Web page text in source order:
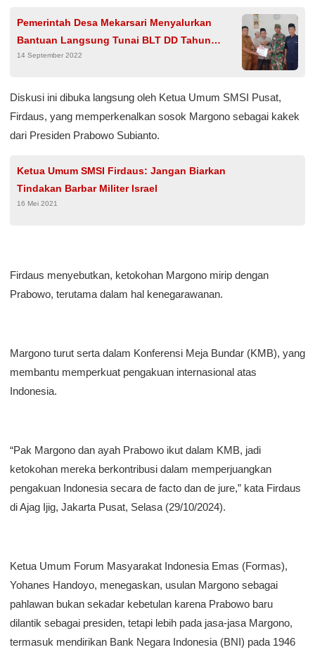
Pemerintah Desa Mekarsari Menyalurkan
Bantuan Langsung Tunai BLT DD Tahun
Anggaran 2022 Kepada125 keluarga penerima
14 September 2022
Diskusi ini dibuka langsung oleh Ketua Umum SMSI Pusat,
Firdaus, yang memperkenalkan sosok Margono sebagai kakek
dari Presiden Prabowo Subianto.
Ketua Umum SMSI Firdaus: Jangan Biarkan
Tindakan Barbar Militer Israel
16 Mei 2021
Firdaus menyebutkan, ketokohan Margono mirip dengan
Prabowo, terutama dalam hal kenegarawanan.
Margono turut serta dalam Konferensi Meja Bundar (KMB), yang
membantu memperkuat pengakuan internasional atas
Indonesia.
“Pak Margono dan ayah Prabowo ikut dalam KMB, jadi
ketokohan mereka berkontribusi dalam memperjuangkan
pengakuan Indonesia secara de facto dan de jure,” kata Firdaus
di Ajag Ijig, Jakarta Pusat, Selasa (29/10/2024).
Ketua Umum Forum Masyarakat Indonesia Emas (Formas),
Yohanes Handoyo, menegaskan, usulan Margono sebagai
pahlawan bukan sekadar kebetulan karena Prabowo baru
dilantik sebagai presiden, tetapi lebih pada jasa-jasa Margono,
termasuk mendirikan Bank Negara Indonesia (BNI) pada 1946